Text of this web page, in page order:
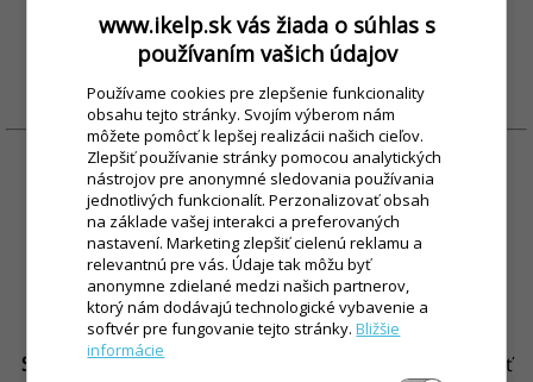
Aj so skladom iba 54 € / mesačne *
MÁM ZÁUJEM
Rozšírenie na edíciu PROFI + 12 € /
mesačne
V porovnaní s edíciou Standard, ktorá je už v cene
prenájmu, obsahuje edícia PROFInavyše modul
Skladovej evidencie a Inventúr
. Ak potrebujete evidovať
www.ikelp.sk vás žiada o súhlas s
používaním vašich údajov
Používame cookies pre zlepšenie funkcionality
obsahu tejto stránky. Svojím výberom nám
môžete pomôcť k lepšej realizácii našich cieľov.
Zlepšiť používanie stránky pomocou analytických
nástrojov pre anonymné sledovania používania
jednotlivých funkcionalít. Perzonalizovať obsah
na základe vašej interakci a preferovaných
nastavení. Marketing zlepšiť cielenú reklamu a
relevantnú pre vás. Údaje tak môžu byť
anonymne zdielané medzi našich partnerov,
ktorý nám dodávajú technologické vybavenie a
softvér pre fungovanie tejto stránky.Bližšie
informácie